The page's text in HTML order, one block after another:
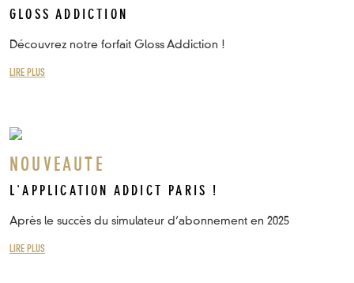
GLOSS ADDICTION
Découvrez notre forfait Gloss Addiction !
LIRE PLUS
NOUVEAUTE
L'APPLICATION ADDICT PARIS !
Après le succès du simulateur d’abonnement en 2025
LIRE PLUS